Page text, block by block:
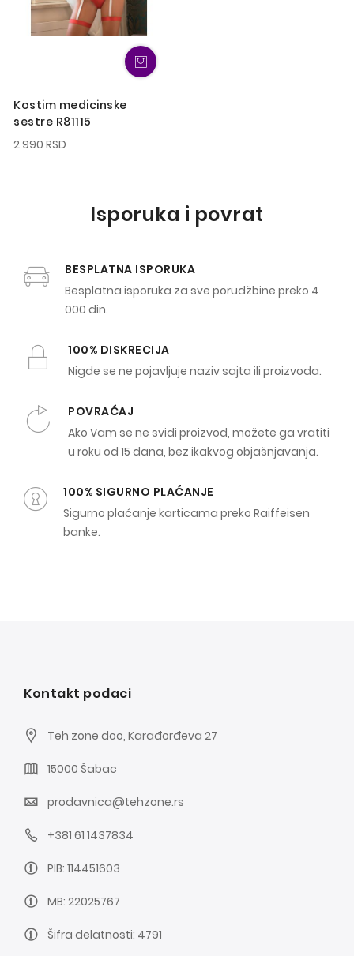
Kostim medicinske
sestre R81115
2 990 RSD
Isporuka i povrat
BESPLATNA ISPORUKA
Besplatna isporuka za sve porudžbine preko 4
000 din.
100% DISKRECIJA
Nigde se ne pojavljuje naziv sajta ili proizvoda.
POVRAĆAJ
Ako Vam se ne svidi proizvod, možete ga vratiti
u roku od 15 dana, bez ikakvog objašnjavanja.
100% SIGURNO PLAĆANJE
Sigurno plaćanje karticama preko Raiffeisen
banke.
Kontakt podaci
Teh zone doo, Karađorđeva 27
15000 Šabac
prodavnica@tehzone.rs
+381 61 1437834
PIB: 114451603
MB: 22025767
Šifra delatnosti: 4791